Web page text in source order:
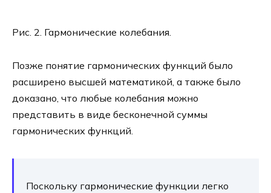
Рис. 2. Гармонические колебания.
Позже понятие гармонических функций было
расширено высшей математикой, а также было
доказано, что любые колебания можно
представить в виде бесконечной суммы
гармонических функций.
Поскольку гармонические функции легко